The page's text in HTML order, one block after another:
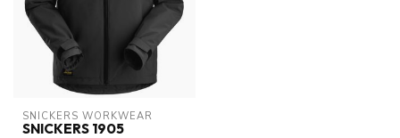
SNICKERS WORKWEAR
SNICKERS 1905